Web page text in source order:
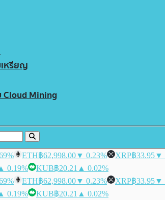
เหรียญ
Cloud Mining
ETH฿62,998.00▼ 0.23% XRP฿33.95▼
0.19% KUB฿20.21 ▲ 0.02%
ETH฿62,998.00▼ 0.23% XRP฿33.95▼
0.19% KUB฿20.21 ▲ 0.02%